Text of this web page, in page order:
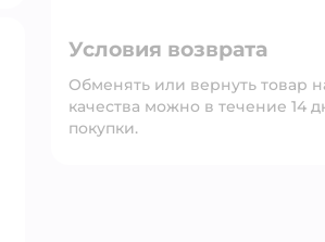
Условия возврата
Обменять или вернуть товар
качества можно в течение 14
покупки.